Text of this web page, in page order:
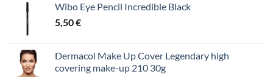
Wibo Eye Pencil Incredible Black
5,50€
Dermacol Make Up Cover Legendary high
covering make-up 210 30g